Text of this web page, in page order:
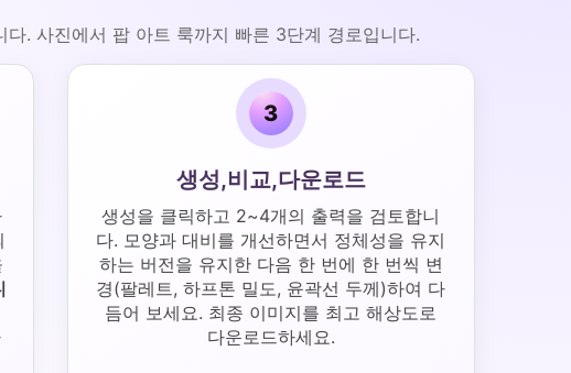
. 사진에서 팝 아트 룩까지 빠른 3단계 경로입니다.
3
생성,비교,다운로드
생성을 클릭하고 2~4개의 출력을 검토합니
다. 모양과 대비를 개선하면서 정체성을 유지
하는 버전을 유지한 다음 한 번에 한 번씩 변
경(팔레트, 하프톤 밀도, 윤곽선 두께)하여 다
듬어 보세요. 최종 이미지를 최고 해상도로
다운로드하세요.